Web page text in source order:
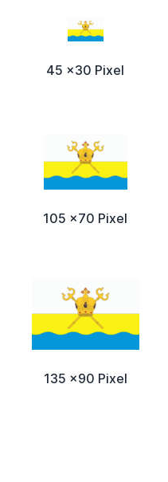
45 x30 Pixel
105 x70 Pixel
135 x90 Pixel